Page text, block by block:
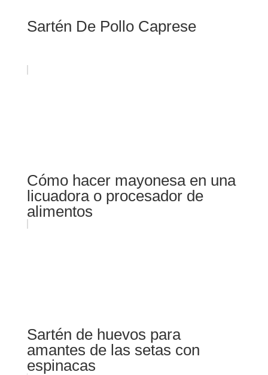
Sartén De Pollo Caprese
Cómo hacer mayonesa en una
licuadora o procesador de
alimentos
Sartén de huevos para
amantes de las setas con
espinacas